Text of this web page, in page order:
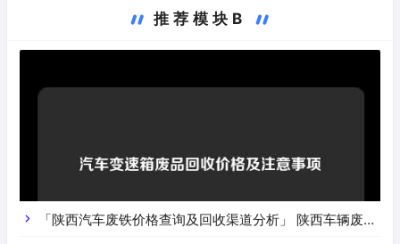
推荐模块B
「陕西汽车废铁价格查询及回收渠道分析」 陕西车辆废铁